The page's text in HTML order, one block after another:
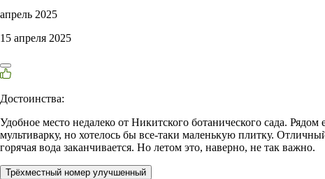
апрель 2025
15 апреля 2025
Достоинства:
Удобное место недалеко от Никитского ботанического сада.
мультиварку, но хотелось бы все-таки маленькую плитку.
горячая вода заканчивается. Но летом это, наверно, не так важно.
Трёхместный номер улучшенный